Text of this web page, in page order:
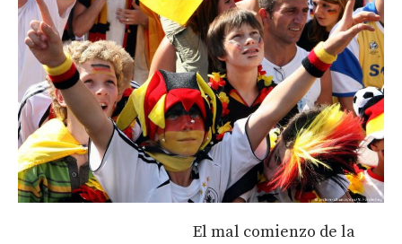
El mal comienzo de la